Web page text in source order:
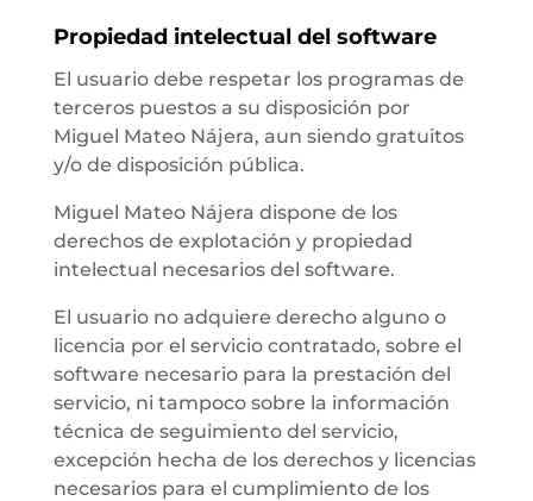
Propiedad intelectual del software
El usuario debe respetar los programas de
terceros puestos a su disposición por
Miguel Mateo Nájera, aun siendo gratuitos
y/o de disposición pública.
Miguel Mateo Nájera dispone de los
derechos de explotación y propiedad
intelectual necesarios del software.
El usuario no adquiere derecho alguno o
licencia por el servicio contratado, sobre el
software necesario para la prestación del
servicio, ni tampoco sobre la información
técnica de seguimiento del servicio,
excepción hecha de los derechos y licencias
necesarios para el cumplimiento de los